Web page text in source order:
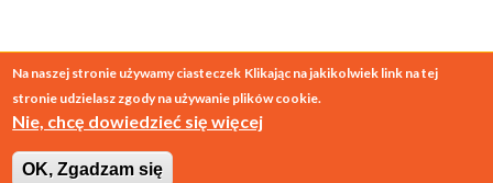
© 2026SESA Polska
Na naszej stronie używamy ciasteczek Klikając na jakikolwiek link na tej
stronie udzielasz zgody na używanie plików cookie.
Nie, chcę dowiedzieć się więcej
OK, Zgadzam się